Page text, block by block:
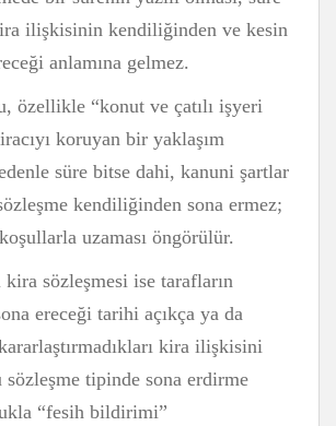
ilişkisinin kendiliğinden ve kesin
anlamına gelmez.
özellikle “konut ve çatılı işyeri
koruyan bir yaklaşım
süre bitse dahi, kanuni şartlar
kendiliğinden sona ermez;
uzaması öngörülür.
sözleşmesi ise tarafların
ereceği tarihi açıkça ya da
kira ilişkisini
sözleşme tipinde sona erdirme
“fesih bildirimi”